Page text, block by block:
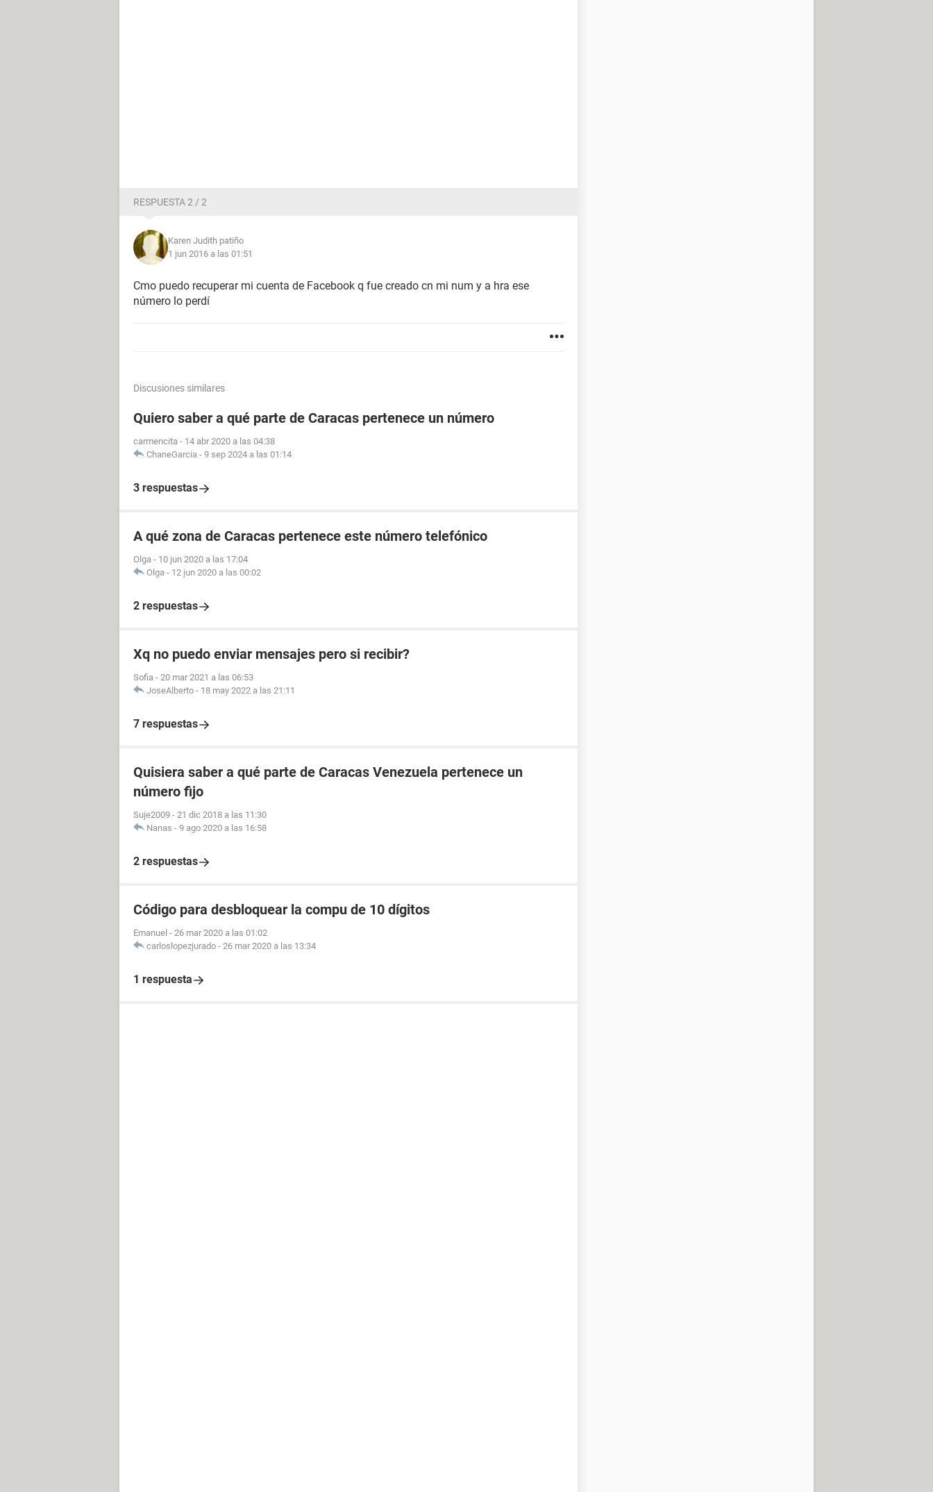
RESPUESTA 2 / 2
Karen Judith patiño
1 jun 2016 a las 01:51
Cmo puedo recuperar mi cuenta de Facebook q fue creado cn mi num y a hra ese
número lo perdí
Discusiones similares
Quiero saber a qué parte de Caracas pertenece un número
carmencita - 14 abr 2020 a las 04:38
ChaneGarcia - 9 sep 2024 a las 01:14
3 respuestas
A qué zona de Caracas pertenece este número telefónico
Olga - 10 jun 2020 a las 17:04
Olga - 12 jun 2020 a las 00:02
2 respuestas
Xq no puedo enviar mensajes pero si recibir?
Sofia - 20 mar 2021 a las 06:53
JoseAlberto - 18 may 2022 a las 21:11
7 respuestas
Quisiera saber a qué parte de Caracas Venezuela pertenece un
número fijo
Suje2009 - 21 dic 2018 a las 11:30
Nanas - 9 ago 2020 a las 16:58
2 respuestas
Código para desbloquear la compu de 10 dígitos
Emanuel - 26 mar 2020 a las 01:02
carloslopezjurado - 26 mar 2020 a las 13:34
1 respuesta